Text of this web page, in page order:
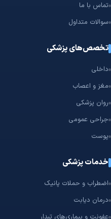
تماس با ما
سوالات متداول
تخصص‌های پزشکی
داخلی
مغز و اعصاب
روان پزشکی
جراحی عمومی
پوست
خدمات پزشکی
اضطراب و حملات پانیک
درمان دیابت
عفونت و بیماری‌های تبدار